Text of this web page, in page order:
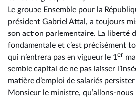
Le groupe Ensemble pour la
président Gabriel Attal, a toujours
son action parlementaire. La liberté
fondamentale et c’est précisément
qui n’entrera pas en vigueur le 1 er
semble capital de ne pas laisser
matière d’emploi de salariés
Monsieur le ministre, qu’allons-